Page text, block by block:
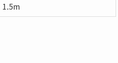
1.5m